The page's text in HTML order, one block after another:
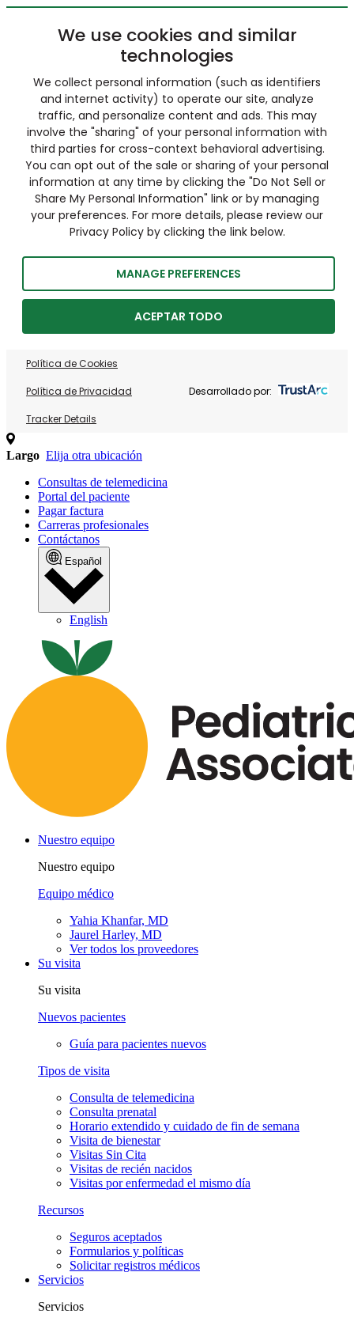
We use cookies and similar
technologies
We collect personal information (such as identifiers
and internet activity) to operate our site, analyze
traffic, and personalize content and ads. This may
involve the "sharing" of your personal information with
third parties for cross-context behavioral advertising.
You can opt out of the sale or sharing of your personal
information at any time by clicking the "Do Not Sell or
Share My Personal Information" link or by managing
your preferences. For more details, please review our
Privacy Policy by clicking the link below.
MANAGE PREFERENCES
ACEPTAR TODO
Política de Cookies
Política de Privacidad
Tracker Details
Desarrollado por:
Largo Elija otra ubicación
Consultas de telemedicina
Portal del paciente
Pagar factura
Carreras profesionales
Contáctanos
Español
English
Nuestro equipo
Nuestro equipo
Equipo médico
Yahia Khanfar, MD
Jaurel Harley, MD
Ver todos los proveedores
Su visita
Su visita
Nuevos pacientes
Guía para pacientes nuevos
Tipos de visita
Consulta de telemedicina
Consulta prenatal
Horario extendido y cuidado de fin de semana
Visita de bienestar
Visitas Sin Cita
Visitas de recién nacidos
Visitas por enfermedad el mismo día
Recursos
Seguros aceptados
Formularios y políticas
Solicitar registros médicos
Servicios
Servicios